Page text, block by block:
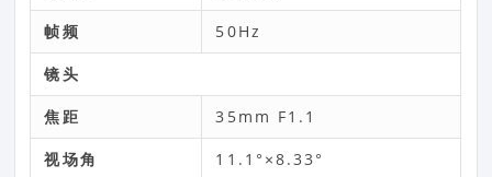
帧频 50Hz
镜头
焦距 35mm F1.1
视场角 11.1°×8.33°